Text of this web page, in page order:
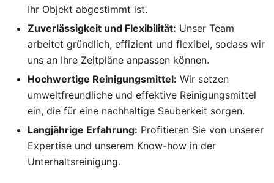
Ihr Objekt abgestimmt ist.
Zuverlässigkeit und Flexibilität: Unser Team
arbeitet gründlich, effizient und flexibel, sodass wir
uns an Ihre Zeitpläne anpassen können.
Hochwertige Reinigungsmittel: Wir setzen
umweltfreundliche und effektive Reinigungsmittel
ein, die für eine nachhaltige Sauberkeit sorgen.
Langjährige Erfahrung: Profitieren Sie von unserer
Expertise und unserem Know-how in der
Unterhaltsreinigung.